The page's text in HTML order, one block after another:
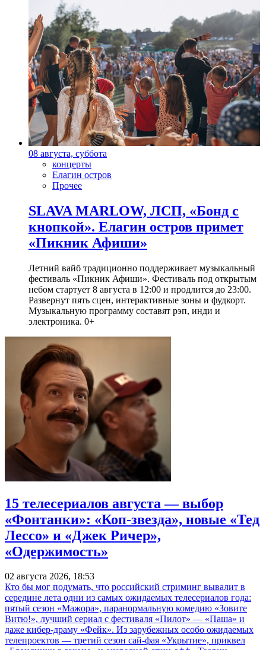
08 августа, суббота
концерты
Елагин остров
Прочее
SLAVA MARLOW, ЛСП, «Бонд с
кнопкой». Елагин остров примет
«Пикник Афиши»
Летний вайб традиционно поддерживает музыкальный
фестиваль «Пикник Афиши». Фестиваль под открытым
небом стартует 8 августа в 12:00 и продлится до 23:00.
Развернут пять сцен, интерактивные зоны и фудкорт.
Музыкальную программу составят рэп, инди и
электроника. 0+
15 телесериалов августа — выбор
«Фонтанки»: «Коп-звезда», новые «Тед
Лессо» и «Джек Ричер»,
«Одержимость»
02 августа 2026, 18:53
Кто бы мог подумать, что российский стриминг вывалит в
середине лета одни из самых ожидаемых телесериалов года:
пятый сезон «Мажора», паранормальную комедию «Зовите
Витю!», лучший сериал с фестиваля «Пилот» — «Паша» и
даже кибер-драму «Фейк». Из зарубежных особо ожидаемых
телепроектов — третий сезон сай-фая «Укрытие», приквел